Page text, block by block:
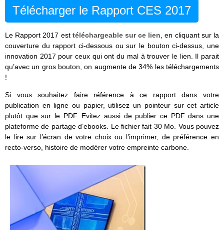
Télécharger le Rapport CES 2017
Le Rapport 2017 est téléchargeable sur ce lien , en cliquant sur la
couverture du rapport ci-dessous ou sur le bouton ci-dessus, une
innovation 2017 pour ceux qui ont du mal à trouver le lien. Il parait
qu’avec un gros bouton, on augmente de 34% les téléchargements
!
Si vous souhaitez faire référence à ce rapport dans votre
publication en ligne ou papier, utilisez un pointeur sur cet article
plutôt que sur le PDF. Evitez aussi de publier ce PDF dans une
plateforme de partage d’ebooks. Le fichier fait 30 Mo. Vous pouvez
le lire sur l’écran de votre choix ou l’imprimer, de préférence en
recto-verso, histoire de modérer votre empreinte carbone.